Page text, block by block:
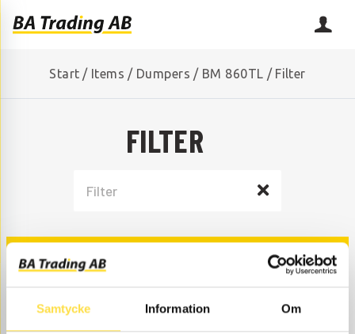
Samtycke Information Om
Start / Items / Dumpers / BM 860TL / Filter
FILTER
FILTER KITS
FILTER HYDRAULIC SYSTEM